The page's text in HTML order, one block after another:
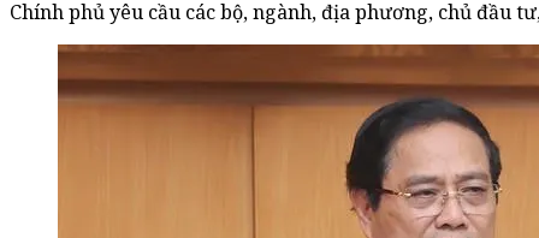
Chính phủ yêu cầu các bộ, ngành, địa phương, chủ đầu